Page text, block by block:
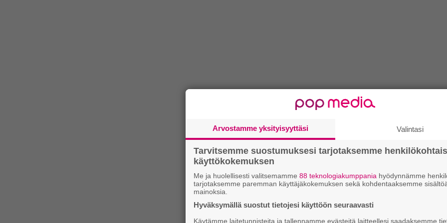
Arvostamme yksityisyyttäsi Valintasi
Tarvitsemme suostumuksesi tarjotaksemme
käyttökokemuksen
Me ja huolellisesti valitsemamme 88 teknologiakumppania hyödynnämme
tarjotaksemme paremman käyttäjäkokemuksen sekä kohdentaaksemme
mainoksia.
Hyväksymällä suostut tietojesi käyttöön seuraavasti
Käytämme laitetunnisteita ja tallennamme evästeitä laitteellesi saadaksemme